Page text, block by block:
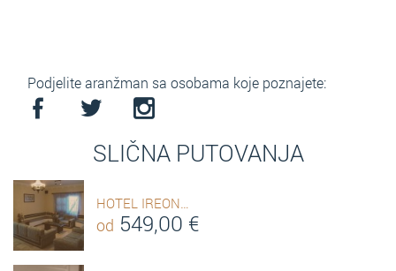
Podjelite aranžman sa osobama koje poznajete:
SLIČNA PUTOVANJA
HOTEL IREON…
od 549,00 €